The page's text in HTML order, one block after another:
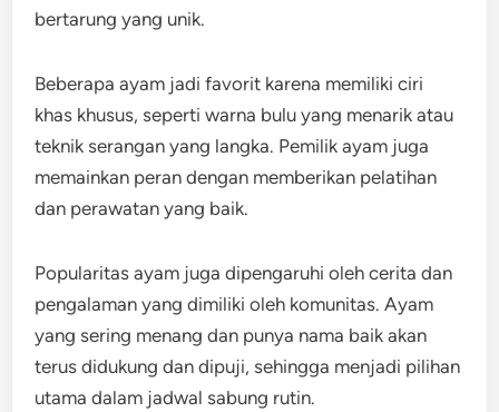
bertarung yang unik.
Beberapa ayam jadi favorit karena memiliki ciri
khas khusus, seperti warna bulu yang menarik atau
teknik serangan yang langka. Pemilik ayam juga
memainkan peran dengan memberikan pelatihan
dan perawatan yang baik.
Popularitas ayam juga dipengaruhi oleh cerita dan
pengalaman yang dimiliki oleh komunitas. Ayam
yang sering menang dan punya nama baik akan
terus didukung dan dipuji, sehingga menjadi pilihan
utama dalam jadwal sabung rutin.